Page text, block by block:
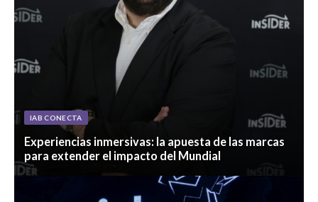
IAB CONECTA
Experiencias inmersivas: la apuesta de las marcas
para extender el impacto del Mundial